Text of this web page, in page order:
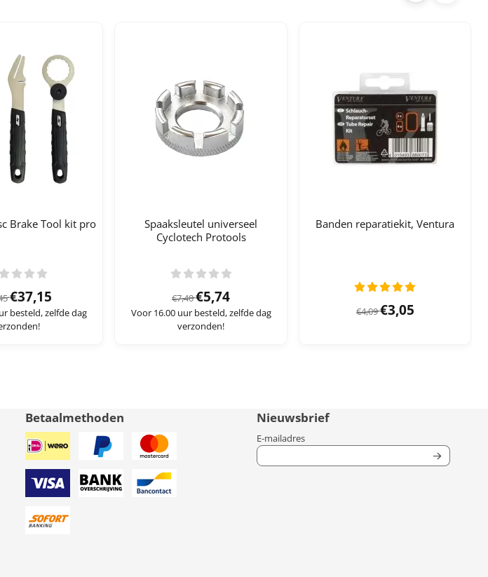
Brake Tool kit pro
Van 45,45 voor 37,15
€37,15
besteld, zelfde dag
Spaaksleutel universeel
Cyclotech Protools
Van 7,40 voor 5,74
€7,40€5,74
Voor 16.00 uur besteld, zelfde dag
verzonden!
Banden reparatiekit, Ventura
Van 4,09 voor 3,05
€4,09€3,05
Betaalmethoden Nieuwsbrief
E-mailadresVul je e-mailadres in voor de nieuwsbrief